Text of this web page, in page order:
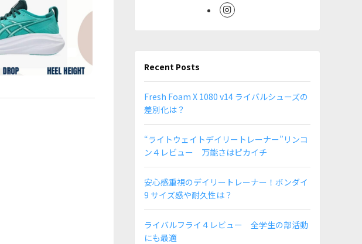
Recent Posts
Fresh Foam X 1080 v14 ライバルシューズの
差別化は？
“ライトウェイトデイリートレーナー”リンコ
ン４レビュー 万能さはピカイチ
安心感重視のデイリートレーナー！ボンダイ
9 サイズ感や耐久性は？
ライバルフライ４レビュー 全学生の部活動
にも最適